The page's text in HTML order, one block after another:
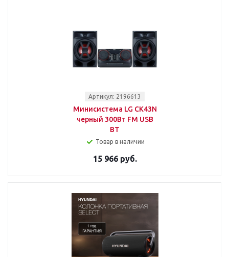
Артикул: 2196613
Минисистема LG CK43N
черный 300Вт FM USB
BT
Товар в наличии
15 966 руб.